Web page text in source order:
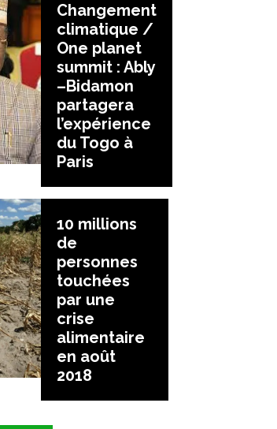
Changement
climatique /
One planet
summit : Ably
–Bidamon
partagera
l’expérience
du Togo à
Paris
10 millions
de
personnes
touchées
par une
crise
alimentaire
en août
2018